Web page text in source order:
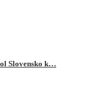
Slovensko k…